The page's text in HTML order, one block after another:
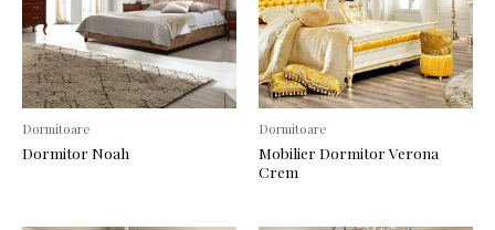
Dormitoare
Dormitor Noah
Dormitoare
Mobilier Dormitor Verona
Crem